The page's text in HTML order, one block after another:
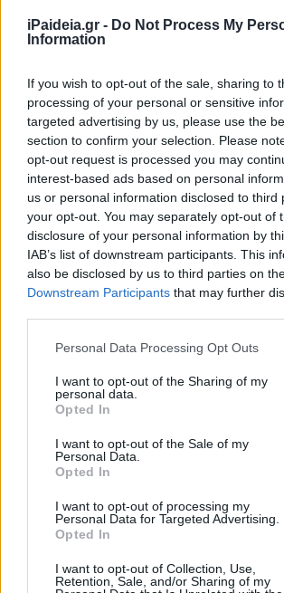
iPaideia.gr - Do Not Process My
Information
If you wish to opt-out of the sale, sharing to
processing of your personal or sensitive
targeted advertising by us, please use the
section to confirm your selection. Please
opt-out request is processed you may
interest-based ads based on personal
us or personal information disclosed to third
your opt-out. You may separately opt-out of
disclosure of your personal information by
IAB’s list of downstream participants. This
also be disclosed by us to third parties on
Downstream Participants that may further
Please note that this website/app uses one
not limited to your visit or usage behaviour.
grant or deny consent to Google and its
use your data for below specified purposes
consent section.
Personal Data Processing Opt Outs
I want to opt-out of the Sharing of my
personal data.
Opted In
I want to opt-out of the Sale of my
Personal Data.
Opted In
I want to opt-out of processing my
Personal Data for Targeted Advertising.
Opted In
I want to opt-out of Collection, Use,
Retention, Sale, and/or Sharing of my
Ακολουθείστε το
Tελευταίες
Στην Κατηγορία:ΕΙΔΗΣΕΙΣ
ΚΑΙΡΟΣ ΚΑΚΟΚΑΙΡΙΑ